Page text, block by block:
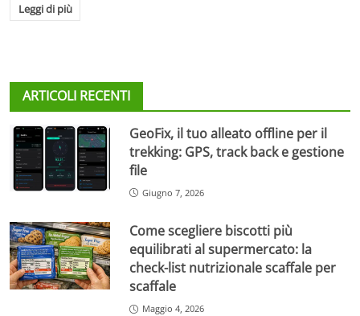
Leggi di più
ARTICOLI RECENTI
GeoFix, il tuo alleato offline per il
trekking: GPS, track back e gestione
file
Giugno 7, 2026
Come scegliere biscotti più
equilibrati al supermercato: la
check-list nutrizionale scaffale per
scaffale
Maggio 4, 2026